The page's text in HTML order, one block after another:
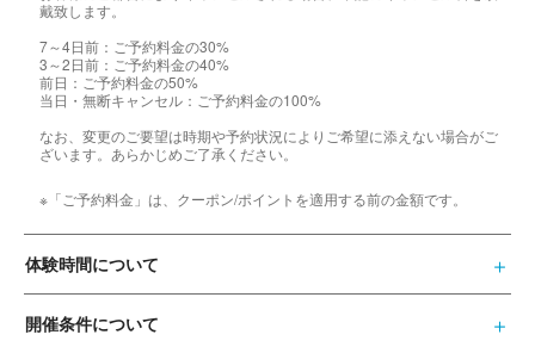
戴致します。
7～4日前：ご予約料金の30%
3～2日前：ご予約料金の40%
前日：ご予約料金の50%
当日・無断キャンセル：ご予約料金の100%
なお、変更のご要望は時期や予約状況によりご希望に添えない場合がご
ざいます。あらかじめご了承ください。
※「ご予約料金」は、クーポン/ポイントを適用する前の金額です。
体験時間について
開催条件について